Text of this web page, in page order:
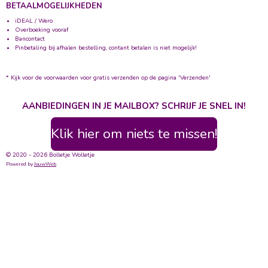
BETAALMOGELIJKHEDEN
iDEAL / Wero
Overboeking vooraf
Bancontact
Pinbetaling bij afhalen bestelling, contant betalen is niet mogelijk!
* Kijk voor de voorwaarden voor gratis verzenden op de pagina 'Verzenden'
AANBIEDINGEN IN JE MAILBOX? SCHRIJF JE SNEL IN!
Klik hier om niets te missen!
© 2020 - 2026 Bolletje Wolletje
Powered byJouwWeb